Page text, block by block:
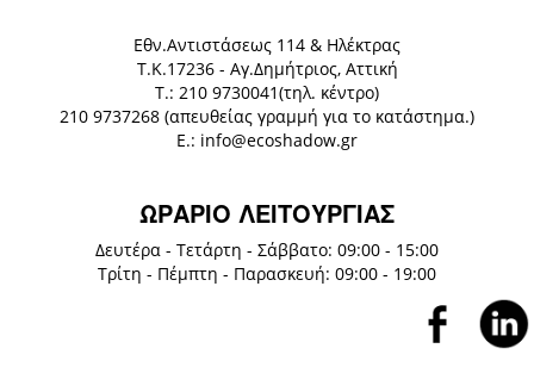
Eθν.Αντιστάσεως 114 & Ηλέκτρας
Τ.Κ.17236 - Αγ.Δημήτριος, Αττική
Τ.: 210 9730041(τηλ. κέντρο)
210 9737268 (απευθείας γραμμή για το κατάστημα.)
E.: info@ecoshadow.gr
ΩΡΑΡΙΟ ΛΕΙΤΟΥΡΓΙΑΣ
Δευτέρα - Τετάρτη - Σάββατο: 09:00 - 15:00
Τρίτη - Πέμπτη - Παρασκευή: 09:00 - 19:00